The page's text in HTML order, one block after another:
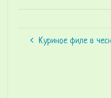
Куриное филе в